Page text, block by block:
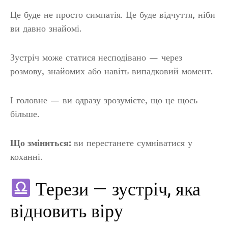
Це буде не просто симпатія. Це буде відчуття, ніби
ви давно знайомі.
Зустріч може статися несподівано — через
розмову, знайомих або навіть випадковий момент.
І головне — ви одразу зрозумієте, що це щось
більше.
Що зміниться: ви перестанете сумніватися у
коханні.
Терези — зустріч, яка
відновить віру